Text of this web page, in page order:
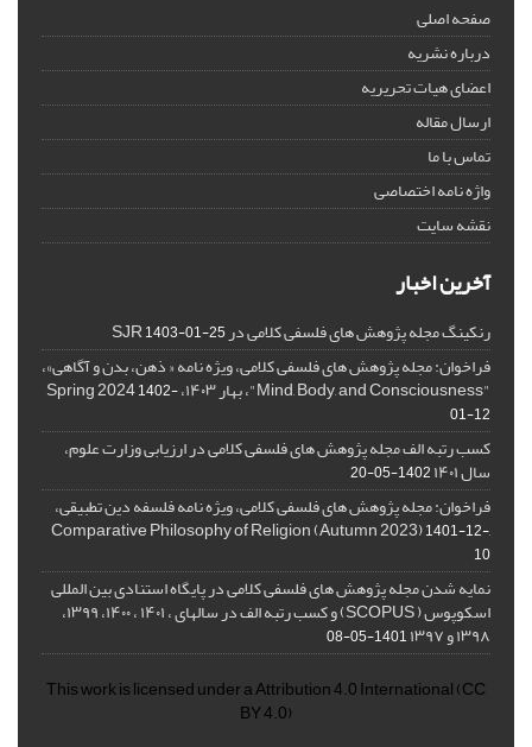
صفحه اصلی
درباره نشریه
اعضای هیات تحریریه
ارسال مقاله
تماس با ما
واژه نامه اختصاصی
نقشه سایت
آخرین اخبار
رنکینگ مجله پژوهش های فلسفی کلامی در SJR1403-01-25
فراخوان: مجله پژوهش های فلسفی کلامی، ویژه نامه « ذهن، بدن و آگاهی»،
"Mind, Body, and Consciousness"، بهار ۱۴۰۳، Spring 2024
1402-
01-12
کسب رتبه الف مجله پژوهش های فلسفی کلامی در ارزیابی وزارت علوم،
سال ۱۴۰۱ 1402-05-20
فراخوان: مجله پژوهش های فلسفی کلامی، ویژه نامه فلسفه دین تطبیقی،
,Comparative Philosophy of Religion (Autumn 2023)
1401-12-
10
نمایه شدن مجله پژوهش های فلسفی کلامی در پایگاه استنادی بین المللی
اسکوپوس ( SCOPUS) و کسب رتبه الف در سالهای ، ۱۴۰۱ ، ۱۴۰۰، ۱۳۹۹،
۱۳۹۸ و ۱۳۹۷ 1401-05-08
This work is licensed under aAttribution 4.0 International(CC
BY 4.0)